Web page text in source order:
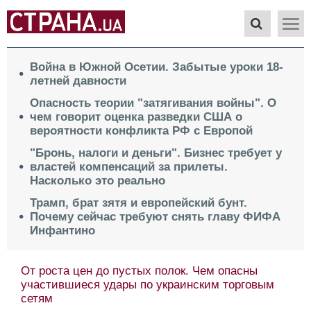
Война в Южной Осетии. Забытые уроки 18-
летней давности
Опасность теории "затягивания войны". О
чем говорит оценка разведки США о
вероятности конфликта РФ с Европой
"Бронь, налоги и деньги". Бизнес требует у
властей компенсаций за прилеты.
Насколько это реально
Трамп, брат зятя и европейский бунт.
Почему сейчас требуют снять главу ФИФА
Инфантино
От роста цен до пустых полок. Чем опасны
участившиеся удары по украинским торговым
сетям